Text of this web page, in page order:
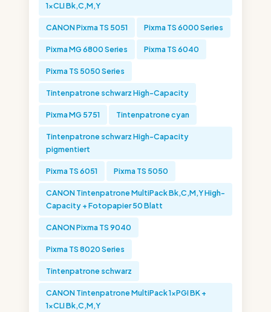
1xCLI Bk,C,M,Y
CANON Pixma TS 5051 Pixma TS 6000 Series
Pixma MG 6800 Series Pixma TS 6040
Pixma TS 5050 Series
Tintenpatrone schwarz High-Capacity
Pixma MG 5751 Tintenpatrone cyan
Tintenpatrone schwarz High-Capacity
pigmentiert
Pixma TS 6051 Pixma TS 5050
CANON Tintenpatrone MultiPack Bk,C,M,Y High-
Capacity + Fotopapier 50 Blatt
CANON Pixma TS 9040
Pixma TS 8020 Series
Tintenpatrone schwarz
CANON Tintenpatrone MultiPack 1xPGI BK +
1xCLI Bk,C,M,Y